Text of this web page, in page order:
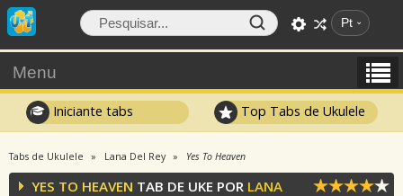
Pt
Menu
Iniciante tabs Top Tabs de Ukulele
Tabs de Ukulele Lana Del Rey Yes To Heaven
YES TO HEAVEN TAB DE UKE POR LANA